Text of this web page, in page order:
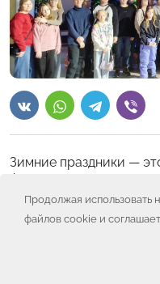
Продолжая использовать
файлов cookie и
​Зимние праздники —
фильмов и встреч с
Искорки эти каникулы
кинематографичными.
​Декабрь завершили
премьеру мультфильма
клином». Это был